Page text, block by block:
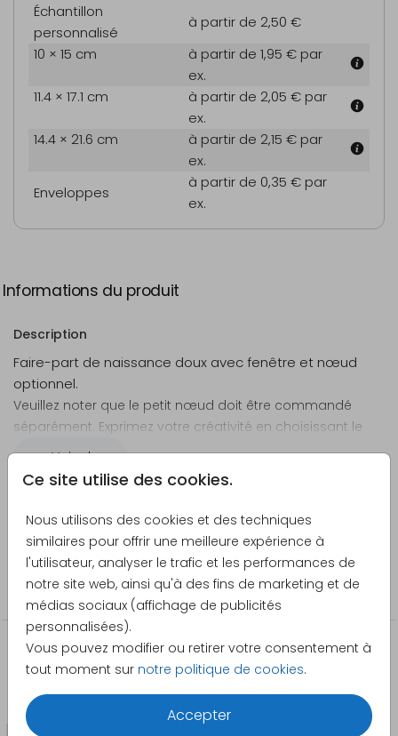
Ce site utilise des cookies.
Nous utilisons des cookies et des techniques
similaires pour offrir une meilleure expérience à
l'utilisateur, analyser le trafic et les performances de
notre site web, ainsi qu'à des fins de marketing et de
médias sociaux (affichage de publicités
personnalisées).
Vous pouvez modifier ou retirer votre consentement à
tout moment sur notre politique de cookies.
Accepter
Échantillon
personnalisé
à partir de 2,50 €
10 × 15 cm
à partir de 1,95 € par
ex.
11.4 × 17.1 cm
à partir de 2,05 € par
ex.
14.4 × 21.6 cm
à partir de 2,15 € par
ex.
Enveloppes
à partir de 0,35 € par
ex.
Informations du produit
Description
Faire-part de naissance doux avec fenêtre et nœud
optionnel.
Veuillez noter que le petit nœud doit être commandé
séparément. Exprimez votre créativité en choisissant le
qui convient le mieux à votre création.
Voir plus
JilleJille
Catégorie
Faire-part de naissance
Produits qui pourraient vous intéresser